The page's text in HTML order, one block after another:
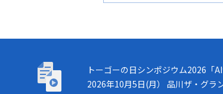
トーゴーの日シンポジウム2026「
トーゴーの日シンポジウム2026「
2026年10月5日(月） 品川ザ・グラ